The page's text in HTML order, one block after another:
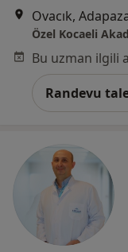
Özel Kocaeli
Randevu